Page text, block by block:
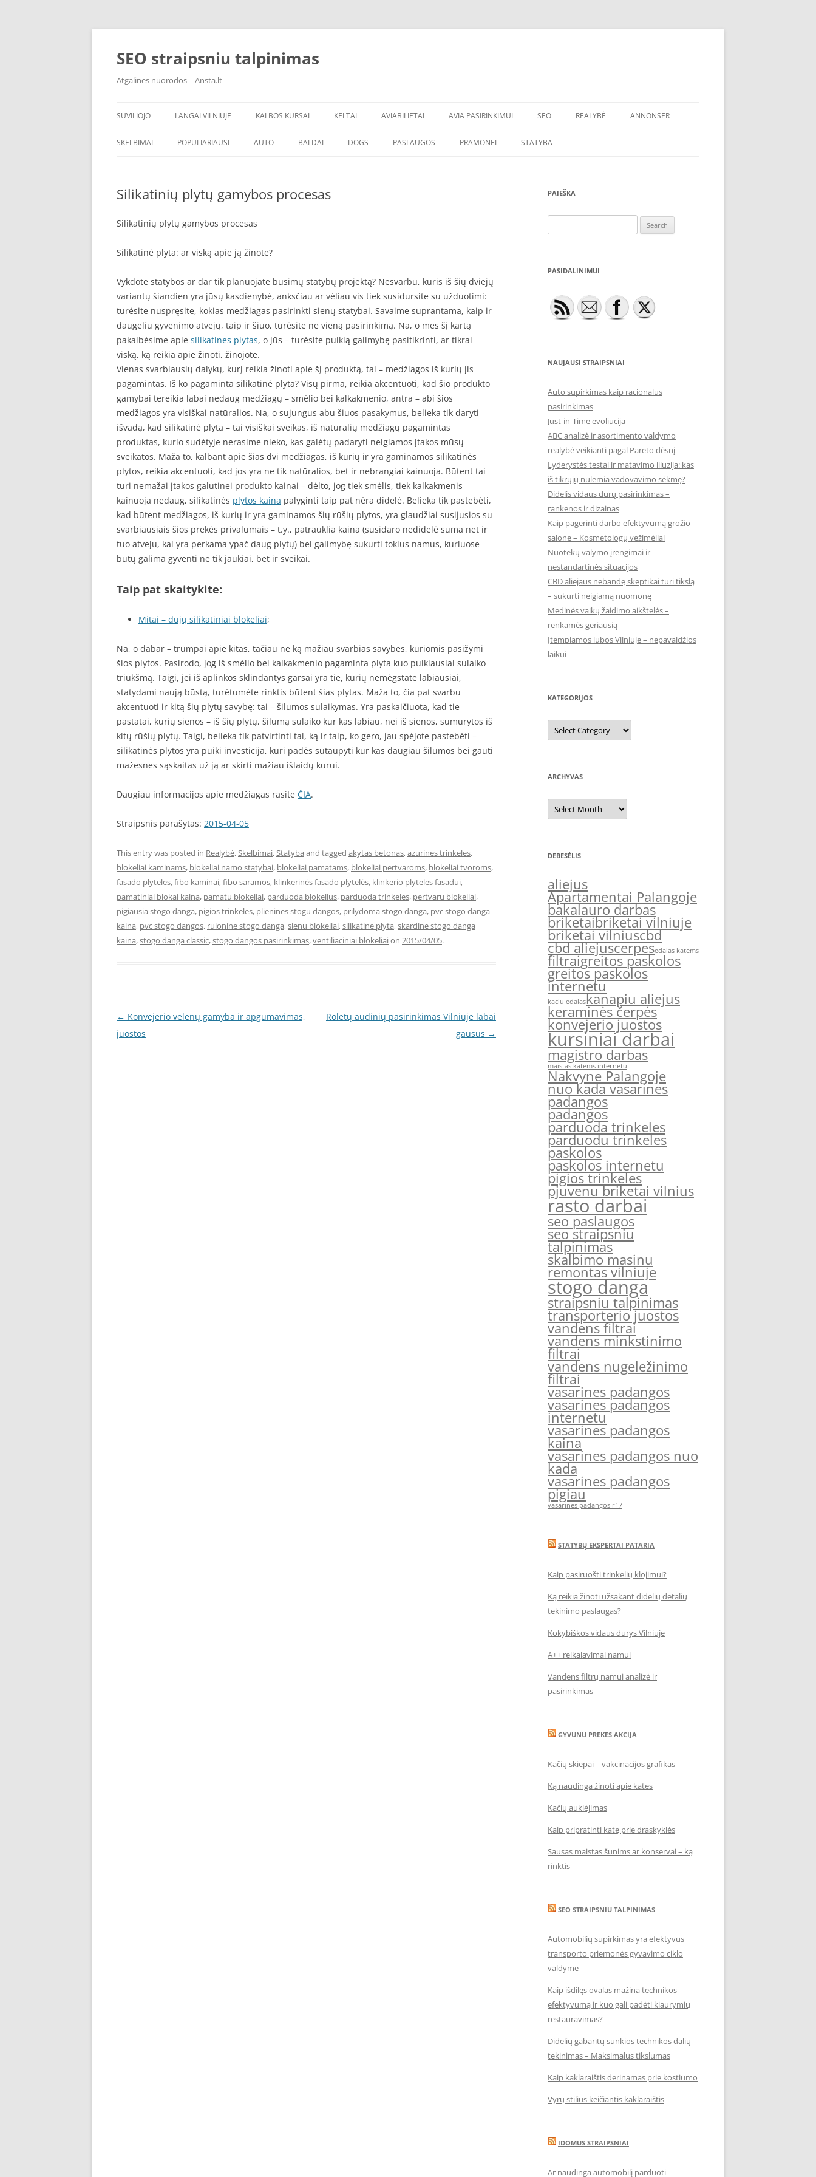
Skip
SEO straipsniu talpinimas
Atgalines nuorodos – Ansta.lt
SUVILIOJO LANGAI VILNIUJE KALBOS KURSAI KELTAI AVIABILIETAI AVIA PASIRINKIMUI SEO REALYBĖ ANNONSER
SKELBIMAI POPULIARIAUSI AUTO BALDAI DOGS PASLAUGOS PRAMONEI STATYBA
Silikatinių plytų gamybos procesas
Silikatinių plytų gamybos procesas
Silikatinė plyta: ar viską apie ją žinote?
Vykdote statybos ar dar tik planuojate būsimų statybų projektą? Nesvarbu, kuris iš šių dviejų
variantų šiandien yra jūsų kasdienybė, anksčiau ar vėliau vis tiek susidursite su užduotimi:
turėsite nuspręsite, kokias medžiagas pasirinkti sienų statybai. Savaime suprantama, kaip ir
daugeliu gyvenimo atvejų, taip ir šiuo, turėsite ne vieną pasirinkimą. Na, o mes šį kartą
pakalbėsime apie silikatines plytas, o jūs – turėsite puikią galimybę pasitikrinti, ar tikrai
viską, ką reikia apie žinoti, žinojote.
Vienas svarbiausių dalykų, kurį reikia žinoti apie šį produktą, tai – medžiagos iš kurių jis
pagamintas. Iš ko pagaminta silikatinė plyta? Visų pirma, reikia akcentuoti, kad šio produkto
gamybai tereikia labai nedaug medžiagų – smėlio bei kalkakmenio, antra – abi šios
medžiagos yra visiškai natūralios. Na, o sujungus abu šiuos pasakymus, belieka tik daryti
išvadą, kad silikatinė plyta – tai visiškai sveikas, iš natūralių medžiagų pagamintas
produktas, kurio sudėtyje nerasime nieko, kas galėtų padaryti neigiamos įtakos mūsų
sveikatos. Maža to, kalbant apie šias dvi medžiagas, iš kurių ir yra gaminamos silikatinės
plytos, reikia akcentuoti, kad jos yra ne tik natūralios, bet ir nebrangiai kainuoja. Būtent tai
turi nemažai įtakos galutinei produkto kainai – dėlto, jog tiek smėlis, tiek kalkakmenis
kainuoja nedaug, silikatinės plytos kaina palyginti taip pat nėra didelė. Belieka tik pastebėti,
kad būtent medžiagos, iš kurių ir yra gaminamos šių rūšių plytos, yra glaudžiai susijusios su
svarbiausiais šios prekės privalumais – t.y., patrauklia kaina (susidaro nedidelė suma net ir
tuo atveju, kai yra perkama ypač daug plytų) bei galimybę sukurti tokius namus, kuriuose
būtų galima gyventi ne tik jaukiai, bet ir sveikai.
Taip pat skaitykite:
Mitai – dujų silikatiniai blokeliai;
Na, o dabar – trumpai apie kitas, tačiau ne ką mažiau svarbias savybes, kuriomis pasižymi
šios plytos. Pasirodo, jog iš smėlio bei kalkakmenio pagaminta plyta kuo puikiausiai sulaiko
triukšmą. Taigi, jei iš aplinkos sklindantys garsai yra tie, kurių nemėgstate labiausiai,
statydami naują būstą, turėtumėte rinktis būtent šias plytas. Maža to, čia pat svarbu
akcentuoti ir kitą šių plytų savybę: tai – šilumos sulaikymas. Yra paskaičiuota, kad tie
pastatai, kurių sienos – iš šių plytų, šilumą sulaiko kur kas labiau, nei iš sienos, sumūrytos iš
kitų rūšių plytų. Taigi, belieka tik patvirtinti tai, ką ir taip, ko gero, jau spėjote pastebėti –
silikatinės plytos yra puiki investicija, kuri padės sutaupyti kur kas daugiau šilumos bei gauti
mažesnes sąskaitas už ją ar skirti mažiau išlaidų kurui.
Daugiau informacijos apie medžiagas rasite ČIA.
Straipsnis parašytas: 2015-04-05
This entry was posted in Realybė,Skelbimai,Statyba and tagged akytas betonas,azurines trinkeles,
blokeliai kaminams, blokeliai namo statybai, blokeliai pamatams, blokeliai pertvaroms, blokeliai tvoroms,
fasado plyteles,fibo kaminai,fibo saramos, klinkerinės fasado plytelės, klinkerio plyteles fasadui,
pamatiniai blokai kaina, pamatu blokeliai, parduoda blokelius, parduoda trinkeles, pertvaru blokeliai,
pigiausia stogo danga, pigios trinkeles, plienines stogu dangos, prilydoma stogo danga, pvc stogo danga
kaina, pvc stogo dangos, rulonine stogo danga,sienu blokeliai,silikatine plyta,skardine stogo danga
kaina,stogo danga classic,stogo dangos pasirinkimas,ventiliaciniai blokeliaion 2015/04/05.
Post
navigation
← Konvejerio velenų gamyba ir apgumavimas,
juostos
Roletų audinių pasirinkimas Vilniuje labai
gausus →
PAIEŠKA
for:
PASIDALINIMUI
NAUJAUSI STRAIPSNIAI
Auto supirkimas kaip racionalus
pasirinkimas
Just-in-Time evoliucija
ABC analizė ir asortimento valdymo
realybė veikianti pagal Pareto dėsnį
Lyderystės testai ir matavimo iliuzija: kas
iš tikrųjų nulemia vadovavimo sėkmę?
Didelis vidaus durų pasirinkimas –
rankenos ir dizainas
Kaip pagerinti darbo efektyvumą grožio
salone – Kosmetologų vežimėliai
Nuotekų valymo įrengimai ir
nestandartinės situacijos
CBD aliejaus nebandę skeptikai turi tikslą
– sukurti neigiamą nuomonę
Medinės vaikų žaidimo aikštelės –
renkamės geriausią
Įtempiamos lubos Vilniuje – nepavaldžios
laikui
KATEGORIJOS
Kategorijos
ARCHYVAS
Archyvas
DEBESĖLIS
aliejus
Apartamentai Palangoje
bakalauro darbas
briketaibriketai vilniuje
briketai vilniuscbd
cbd aliejuscerpesedalas katems
filtraigreitos paskolos
greitos paskolos
internetu
kaciu edalaskanapiu aliejus
keraminės čerpės
konvejerio juostos
kursiniai darbai
magistro darbas
maistas katems internetu
Nakvyne Palangoje
nuo kada vasarines
padangos
padangos
parduoda trinkeles
parduodu trinkeles
paskolos
paskolos internetu
pigios trinkeles
pjuvenu briketai vilnius
rasto darbai
seo paslaugos
seo straipsniu
talpinimas
skalbimo masinu
remontas vilniuje
stogo danga
straipsniu talpinimas
transporterio juostos
vandens filtrai
vandens minkstinimo
filtrai
vandens nugeležinimo
filtrai
vasarines padangos
vasarines padangos
internetu
vasarines padangos
kaina
vasarines padangos nuo
kada
vasarines padangos
pigiau
vasarines padangos r17
STATYBŲ EKSPERTAI PATARIA
Kaip pasiruošti trinkelių klojimui?
Ką reikia žinoti užsakant didelių detalių
tekinimo paslaugas?
Kokybiškos vidaus durys Vilniuje
A++ reikalavimai namui
Vandens filtrų namui analizė ir
pasirinkimas
GYVUNU PREKES AKCIJA
Kačių skiepai – vakcinacijos grafikas
Ką naudinga žinoti apie kates
Kačių auklėjimas
Kaip pripratinti katę prie draskyklės
Sausas maistas šunims ar konservai – ką
rinktis
SEO STRAIPSNIU TALPINIMAS
Automobilių supirkimas yra efektyvus
transporto priemonės gyvavimo ciklo
valdyme
Kaip išdilęs ovalas mažina technikos
efektyvumą ir kuo gali padėti kiaurymių
restauravimas?
Didelių gabaritų sunkios technikos dalių
tekinimas – Maksimalus tikslumas
Kaip kaklaraištis derinamas prie kostiumo
Vyrų stilius keičiantis kaklaraištis
IDOMUS STRAIPSNIAI
Ar naudinga automobilį parduoti